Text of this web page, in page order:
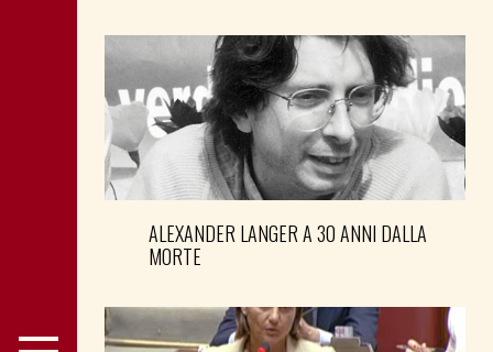
ALEXANDER LANGER A 30 ANNI DALLA
MORTE